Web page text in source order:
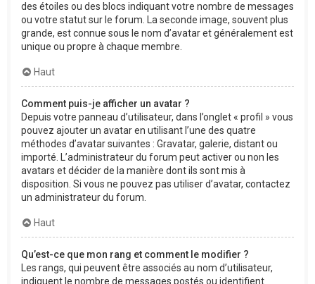
des étoiles ou des blocs indiquant votre nombre de messages
ou votre statut sur le forum. La seconde image, souvent plus
grande, est connue sous le nom d’avatar et généralement est
unique ou propre à chaque membre.
Haut
Comment puis-je afficher un avatar ?
Depuis votre panneau d’utilisateur, dans l’onglet « profil » vous
pouvez ajouter un avatar en utilisant l’une des quatre
méthodes d’avatar suivantes : Gravatar, galerie, distant ou
importé. L’administrateur du forum peut activer ou non les
avatars et décider de la manière dont ils sont mis à
disposition. Si vous ne pouvez pas utiliser d’avatar, contactez
un administrateur du forum.
Haut
Qu’est-ce que mon rang et comment le modifier ?
Les rangs, qui peuvent être associés au nom d’utilisateur,
indiquent le nombre de messages postés ou identifient